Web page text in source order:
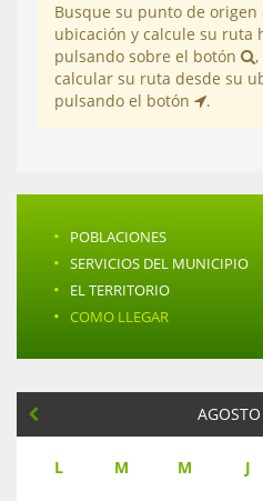
Busque su punto de origen
ubicación y calcule su ruta
pulsando sobre el botón
calcular su ruta desde su
pulsando el botón
.
· POBLACIONES
· SERVICIOS DEL MUNICIPIO
· EL TERRITORIO
· COMO LLEGAR
L M M J